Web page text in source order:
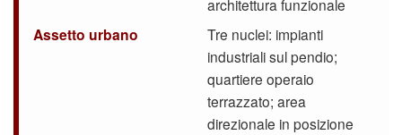
architettura funzionale
Assetto urbano
Tre nuclei: impianti
industriali sul pendio;
quartiere operaio
terrazzato; area
direzionale in posizione